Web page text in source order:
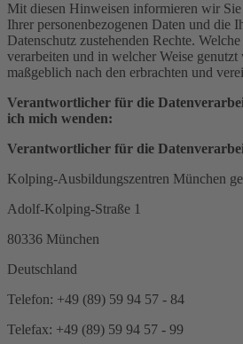
Mit diesen Hinweisen informieren wir
Ihrer personenbezogenen Daten und die
Datenschutz zustehenden Rechte.
verarbeiten und in welcher Weise genutzt
maßgeblich nach den erbrachten und
Verantwortlicher für die
ich mich wenden:
Verantwortlicher für die
Kolping-Ausbildungszentren München
Adolf-Kolping-Straße 1
80336 München
Deutschland
Telefon: +49 (89) 59 94 57 - 84
Telefax: +49 (89) 59 94 57 - 99